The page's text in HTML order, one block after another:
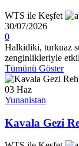
WTS ile Keşfet
30/07/2026
0
Halkidiki, turkuaz
zenginlikleriyle
Tümünü Göster
03 Haz
Yunanistan
Kavala Gezi